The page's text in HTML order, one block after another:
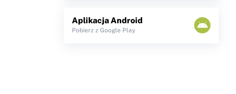
Aplikacja Android
Pobierz z Google Play